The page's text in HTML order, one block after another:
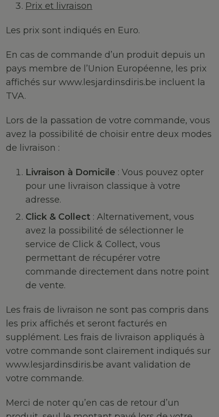
Prix et livraison
Les prix sont indiqués en Euro.
En cas de commande d’un produit depuis un
pays membre de l’Union Européenne, les prix
affichés sur www.lesjardinsdiris.be incluent la
TVA.
Lors de la passation de votre commande, vous
avez la possibilité de choisir entre deux modes
de livraison :
Livraison à Domicile : Vous pouvez opter
pour une livraison classique à votre
adresse.
Click & Collect : Alternativement, vous
avez la possibilité de sélectionner le
service de Click & Collect, vous
permettant de récupérer votre
commande directement dans notre point
de vente.
Les frais de livraison ne sont pas compris dans
les prix affichés et seront facturés en
supplément. Les frais de livraison appliqués à
votre commande sont clairement indiqués sur
www.lesjardinsdiris.be avant validation de
votre commande.
Merci de noter qu’en cas de retour d’un